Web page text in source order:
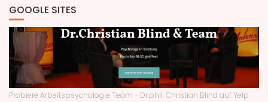
GOOGLE SITES
Probiere Arbeitspsychologie Team - Dr.phil. Christian Blind auf Yelp